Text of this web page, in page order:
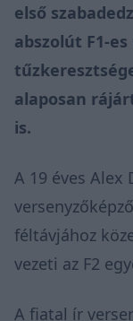
első
abszolút F1-
alaposan
is.
A 19 éves Alex
féltávjához
vezeti az F2
A fiatal ír